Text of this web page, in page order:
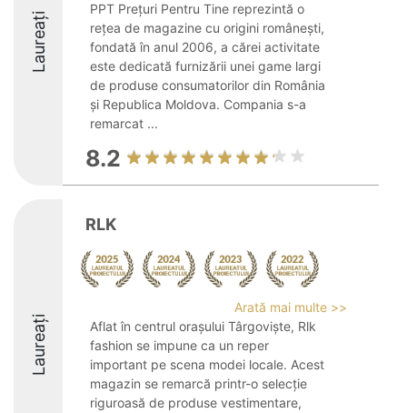
Laureați
PPT Prețuri Pentru Tine reprezintă o
rețea de magazine cu origini românești,
fondată în anul 2006, a cărei activitate
este dedicată furnizării unei game largi
de produse consumatorilor din România
și Republica Moldova. Compania s-a
remarcat ...
8.2
Laureați
RLK
Arată mai multe >>
Aflat în centrul orașului Târgoviște, Rlk
fashion se impune ca un reper
important pe scena modei locale. Acest
magazin se remarcă printr-o selecție
riguroasă de produse vestimentare,